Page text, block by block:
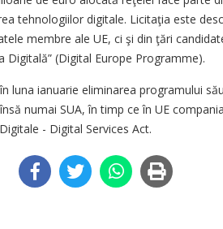
tehnologiilor digitale. Licitaţia este
membre ale UE, ci şi din ţări
Digitală” (Digital Europe Programme).
luna ianuarie eliminarea programului
numai SUA, în timp ce în UE
- Digital Services Act.